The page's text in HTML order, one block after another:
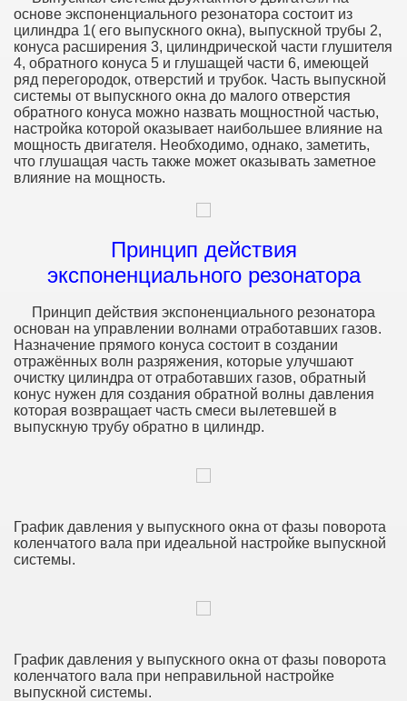
основе экспоненциального резонатора состоит из
цилиндра 1( его выпускного окна), выпускной трубы 2,
конуса расширения 3, цилиндрической части глушителя
4, обратного конуса 5 и глушащей части 6, имеющей
ряд перегородок, отверстий и трубок. Часть выпускной
системы от выпускного окна до малого отверстия
обратного конуса можно назвать мощностной частью,
настройка которой оказывает наибольшее влияние на
мощность двигателя. Необходимо, однако, заметить,
что глушащая часть также может оказывать заметное
влияние на мощность.
Принцип действия
экспоненциального резонатора
Принцип действия экспоненциального резонатора
основан на управлении волнами отработавших газов.
Назначение прямого конуса состоит в создании
отражённых волн разряжения, которые улучшают
очистку цилиндра от отработавших газов, обратный
конус нужен для создания обратной волны давления
которая возвращает часть смеси вылетевшей в
выпускную трубу обратно в цилиндр.
График давления у выпускного окна от фазы поворота
коленчатого вала при идеальной настройке выпускной
системы.
График давления у выпускного окна от фазы поворота
коленчатого вала при неправильной настройке
выпускной системы.